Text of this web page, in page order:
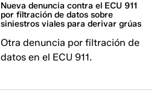
Nueva denuncia contra el ECU 911
por filtración de datos sobre
siniestros viales para derivar grúas
Otra denuncia por filtración de
datos en el ECU 911.